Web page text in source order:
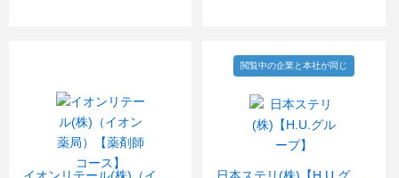
閲覧中の企業と本社が同じ